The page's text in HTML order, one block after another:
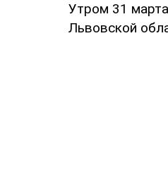
Утром 31
Львовской